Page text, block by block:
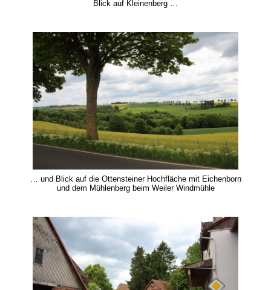
Blick auf Kleinenberg …
… und Blick auf die Ottensteiner Hochfläche mit Eichenborn
und dem Mühlenberg beim Weiler Windmühle